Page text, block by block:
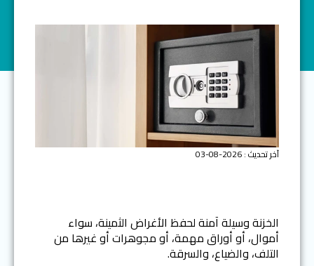
آخر تحديث : 2026-08-03
الخزنة وسيلة آمنة لحفظ الأغراض الثمينة، سواء
أموال، أو أوراق مهمة، أو مجوهرات أو غيرها من
التلف، والضياع، والسرقة.